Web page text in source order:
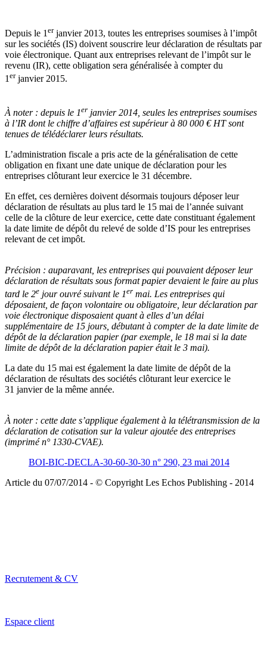
Depuis le 1 erjanvier 2013, toutes les entreprises soumises à l’impôt
sur les sociétés (IS) doivent souscrire leur déclaration de résultats par
voie électronique. Quant aux entreprises relevant de l’impôt sur le
revenu (IR), cette obligation sera généralisée à compter du
1erjanvier 2015.
À noter : depuis le 1er janvier 2014, seules les entreprises soumises
à l’IR dont le chiffre d’affaires est supérieur à 80 000 € HT sont
tenues de télédéclarer leurs résultats.
L’administration fiscale a pris acte de la généralisation de cette
obligation en fixant une date unique de déclaration pour les
entreprises clôturant leur exercice le 31 décembre.
En effet, ces dernières doivent désormais toujours déposer leur
déclaration de résultats au plus tard le 15 mai de l’année suivant
celle de la clôture de leur exercice, cette date constituant également
la date limite de dépôt du relevé de solde d’IS pour les entreprises
relevant de cet impôt.
Précision : auparavant, les entreprises qui pouvaient déposer leur
déclaration de résultats sous format papier devaient le faire au plus
tard le 2e jour ouvré suivant le 1er mai. Les entreprises qui
déposaient, de façon volontaire ou obligatoire, leur déclaration par
voie électronique disposaient quant à elles d’un délai
supplémentaire de 15 jours, débutant à compter de la date limite de
dépôt de la déclaration papier (par exemple, le 18 mai si la date
limite de dépôt de la déclaration papier était le 3 mai).
La date du 15 mai est également la date limite de dépôt de la
déclaration de résultats des sociétés clôturant leur exercice le
31 janvier de la même année.
À noter : cette date s’applique également à la télétransmission de la
déclaration de cotisation sur la valeur ajoutée des entreprises
(imprimé n° 1330-CVAE).
BOI-BIC-DECLA-30-60-30-30 n° 290, 23 mai 2014
Article du 07/07/2014 - © Copyright Les Echos Publishing - 2014
Recrutement & CV
Espace client